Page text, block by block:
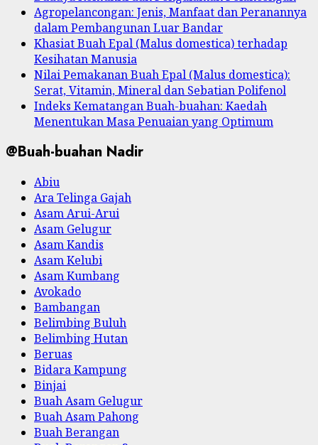
Agropelancongan: Jenis, Manfaat dan Peranannya
dalam Pembangunan Luar Bandar
Khasiat Buah Epal (Malus domestica) terhadap
Kesihatan Manusia
Nilai Pemakanan Buah Epal (Malus domestica):
Serat, Vitamin, Mineral dan Sebatian Polifenol
Indeks Kematangan Buah-buahan: Kaedah
Menentukan Masa Penuaian yang Optimum
@Buah-buahan Nadir
Abiu
Ara Telinga Gajah
Asam Arui-Arui
Asam Gelugur
Asam Kandis
Asam Kelubi
Asam Kumbang
Avokado
Bambangan
Belimbing Buluh
Belimbing Hutan
Beruas
Bidara Kampung
Binjai
Buah Asam Gelugur
Buah Asam Pahong
Buah Berangan